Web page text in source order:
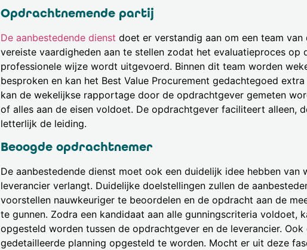
Opdrachtnemende partij
De aanbestedende dienst doet er verstandig aan om een team van
vereiste vaardigheden aan te stellen zodat het evaluatieproces op
professionele wijze wordt uitgevoerd. Binnen dit team worden
besproken en kan het Best Value Procurement gedachtegoed
kan de wekelijkse rapportage door de opdrachtgever gemeten
of alles aan de eisen voldoet. De opdrachtgever faciliteert alleen,
letterlijk de leiding.
Beoogde opdrachtnemer
De aanbestedende dienst moet ook een duidelijk idee hebben van
leverancier verlangt. Duidelijke doelstellingen zullen de
voorstellen nauwkeuriger te beoordelen en de opdracht aan de
te gunnen. Zodra een kandidaat aan alle gunningscriteria voldoet,
opgesteld worden tussen de opdrachtgever en de leverancier. Ook
gedetailleerde planning opgesteld te worden. Mocht er uit deze